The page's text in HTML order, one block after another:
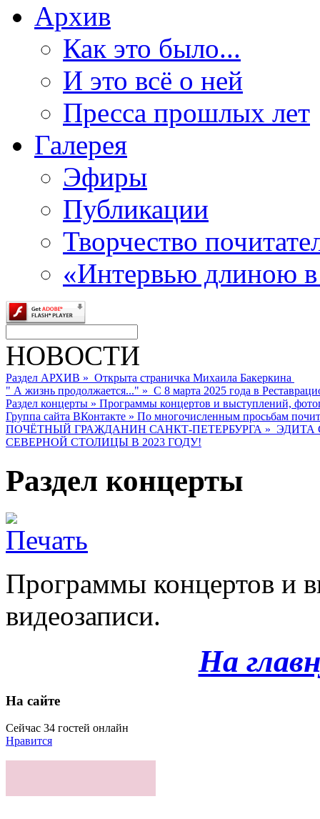
Архив
Как это было...
И это всё о ней
Пресса прошлых лет
Галерея
Эфиры
Публикации
Творчество
«Интервью длиною
НОВОСТИ
Раздел АРХИВ » Открыта страничка Михаила Бакеркина
" А жизнь продолжается..." » С 8 марта 2025 года в
Раздел концерты » Программы концертов и выступлений,
Группа сайта ВКонтакте » По многочисленным просьбам
ПОЧЁТНЫЙ ГРАЖДАНИН САНКТ-ПЕТЕРБУРГА » ЭДИТА
СЕВЕРНОЙ СТОЛИЦЫ В 2023 ГОДУ!
Раздел концерты
Программы концертов и
видеозаписи.
На
На сайте
Сейчас 34 гостей онлайн
Нравится